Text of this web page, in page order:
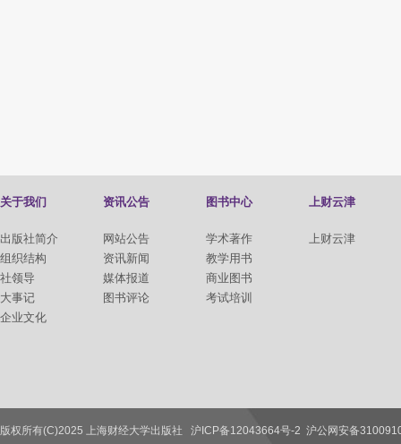
关于我们
出版社简介
组织结构
社领导
大事记
企业文化
资讯公告
网站公告
资讯新闻
媒体报道
图书评论
图书中心
学术著作
教学用书
商业图书
考试培训
上财云津
上财云津
联系我们
版权所有(C)2025 上海财经大学出版社 沪ICP备12043664号-2 沪公网安备